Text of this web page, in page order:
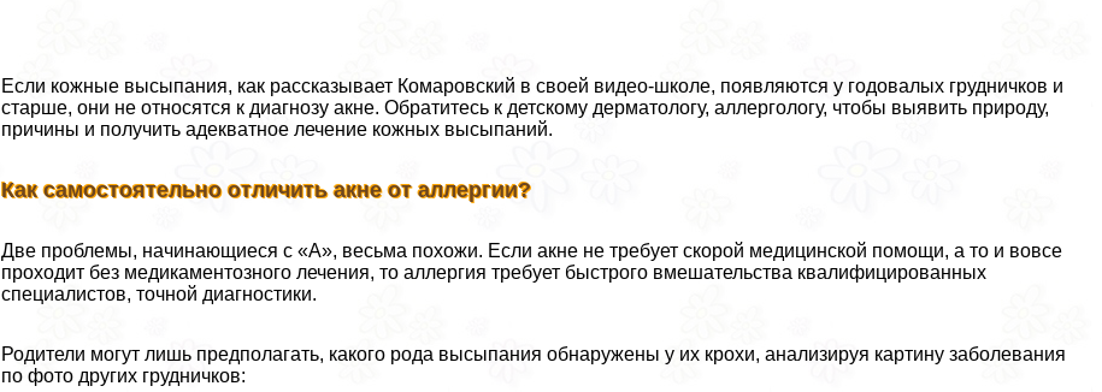
Если кожные высыпания, как рассказывает Комаровский в своей видео-школе, появляются у годовалых грудничков и
старше, они не относятся к диагнозу акне. Обратитесь к детскому дерматологу, аллергологу, чтобы выявить природу,
причины и получить адекватное лечение кожных высыпаний.
Как самостоятельно отличить акне от аллергии?
Две проблемы, начинающиеся с «А», весьма похожи. Если акне не требует скорой медицинской помощи, а то и вовсе
проходит без медикаментозного лечения, то аллергия требует быстрого вмешательства квалифицированных
специалистов, точной диагностики.
Родители могут лишь предполагать, какого рода высыпания обнаружены у их крохи, анализируя картину заболевания
по фото других грудничков: